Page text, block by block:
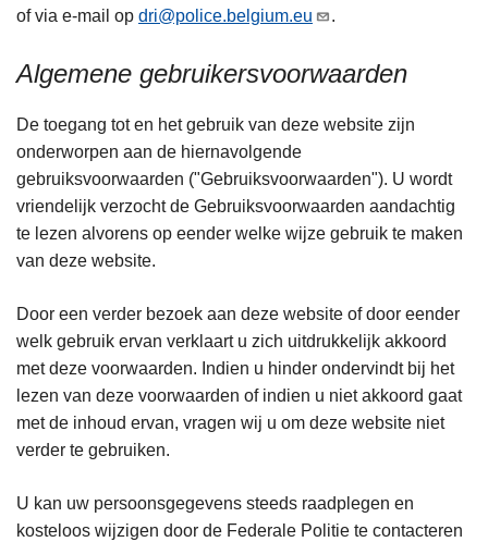
of via e-mail op dri@police.belgium.eu .
Algemene gebruikersvoorwaarden
De toegang tot en het gebruik van deze website zijn
onderworpen aan de hiernavolgende
gebruiksvoorwaarden ("Gebruiksvoorwaarden"). U wordt
vriendelijk verzocht de Gebruiksvoorwaarden aandachtig
te lezen alvorens op eender welke wijze gebruik te maken
van deze website.
Door een verder bezoek aan deze website of door eender
welk gebruik ervan verklaart u zich uitdrukkelijk akkoord
met deze voorwaarden. Indien u hinder ondervindt bij het
lezen van deze voorwaarden of indien u niet akkoord gaat
met de inhoud ervan, vragen wij u om deze website niet
verder te gebruiken.
U kan uw persoonsgegevens steeds raadplegen en
kosteloos wijzigen door de Federale Politie te contacteren